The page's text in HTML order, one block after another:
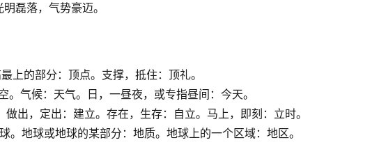
磊落，气势豪迈。
上的部分：顶点。支撑，抵住：顶礼。
气候：天气。日，一昼夜，或专指昼间：今天。
出，定出：建立。存在，生存：自立。马上，即刻：立时。
地球或地球的某部分：地质。地球上的一个区域：地区。